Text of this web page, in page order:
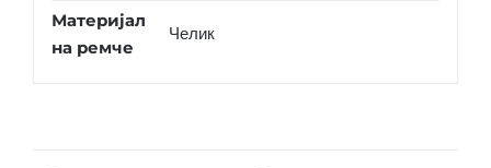
Материјал
на ремче
Челик